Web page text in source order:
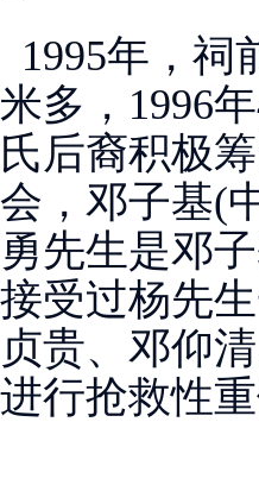
1995年，祠
米多，1996
氏后裔积极
会，邓子基(
勇先生是邓
接受过杨先
贞贵、邓仰
进行抢救性重